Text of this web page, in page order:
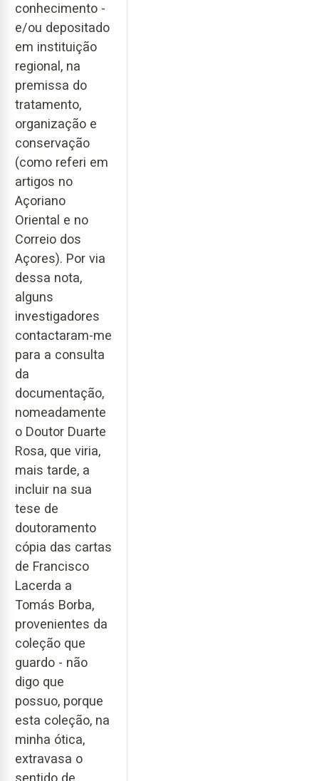
conhecimento -
e/ou depositado
em instituição
regional, na
premissa do
tratamento,
organização e
conservação
(como referi em
artigos no
Açoriano
Oriental e no
Correio dos
Açores). Por via
dessa nota,
alguns
investigadores
contactaram-me
para a consulta
da
documentação,
nomeadamente
o Doutor Duarte
Rosa, que viria,
mais tarde, a
incluir na sua
tese de
doutoramento
cópia das cartas
de Francisco
Lacerda a
Tomás Borba,
provenientes da
coleção que
guardo - não
digo que
possuo, porque
esta coleção, na
minha ótica,
extravasa o
sentido de